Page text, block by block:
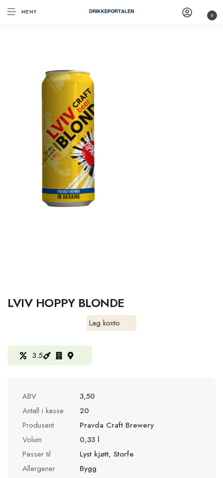
MENY 0
LVIV HOPPY BLONDE
Lag konto
3.5
ABV
3,50
Antall i kasse
20
Produsent
Pravda Craft Brewery
Volum
0,33 l
Passer til
Lyst kjøtt, Storfe
Allergener
Bygg